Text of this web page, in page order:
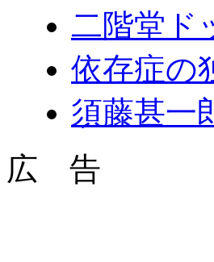
二階堂ド
依存症の
須藤甚一
広 告